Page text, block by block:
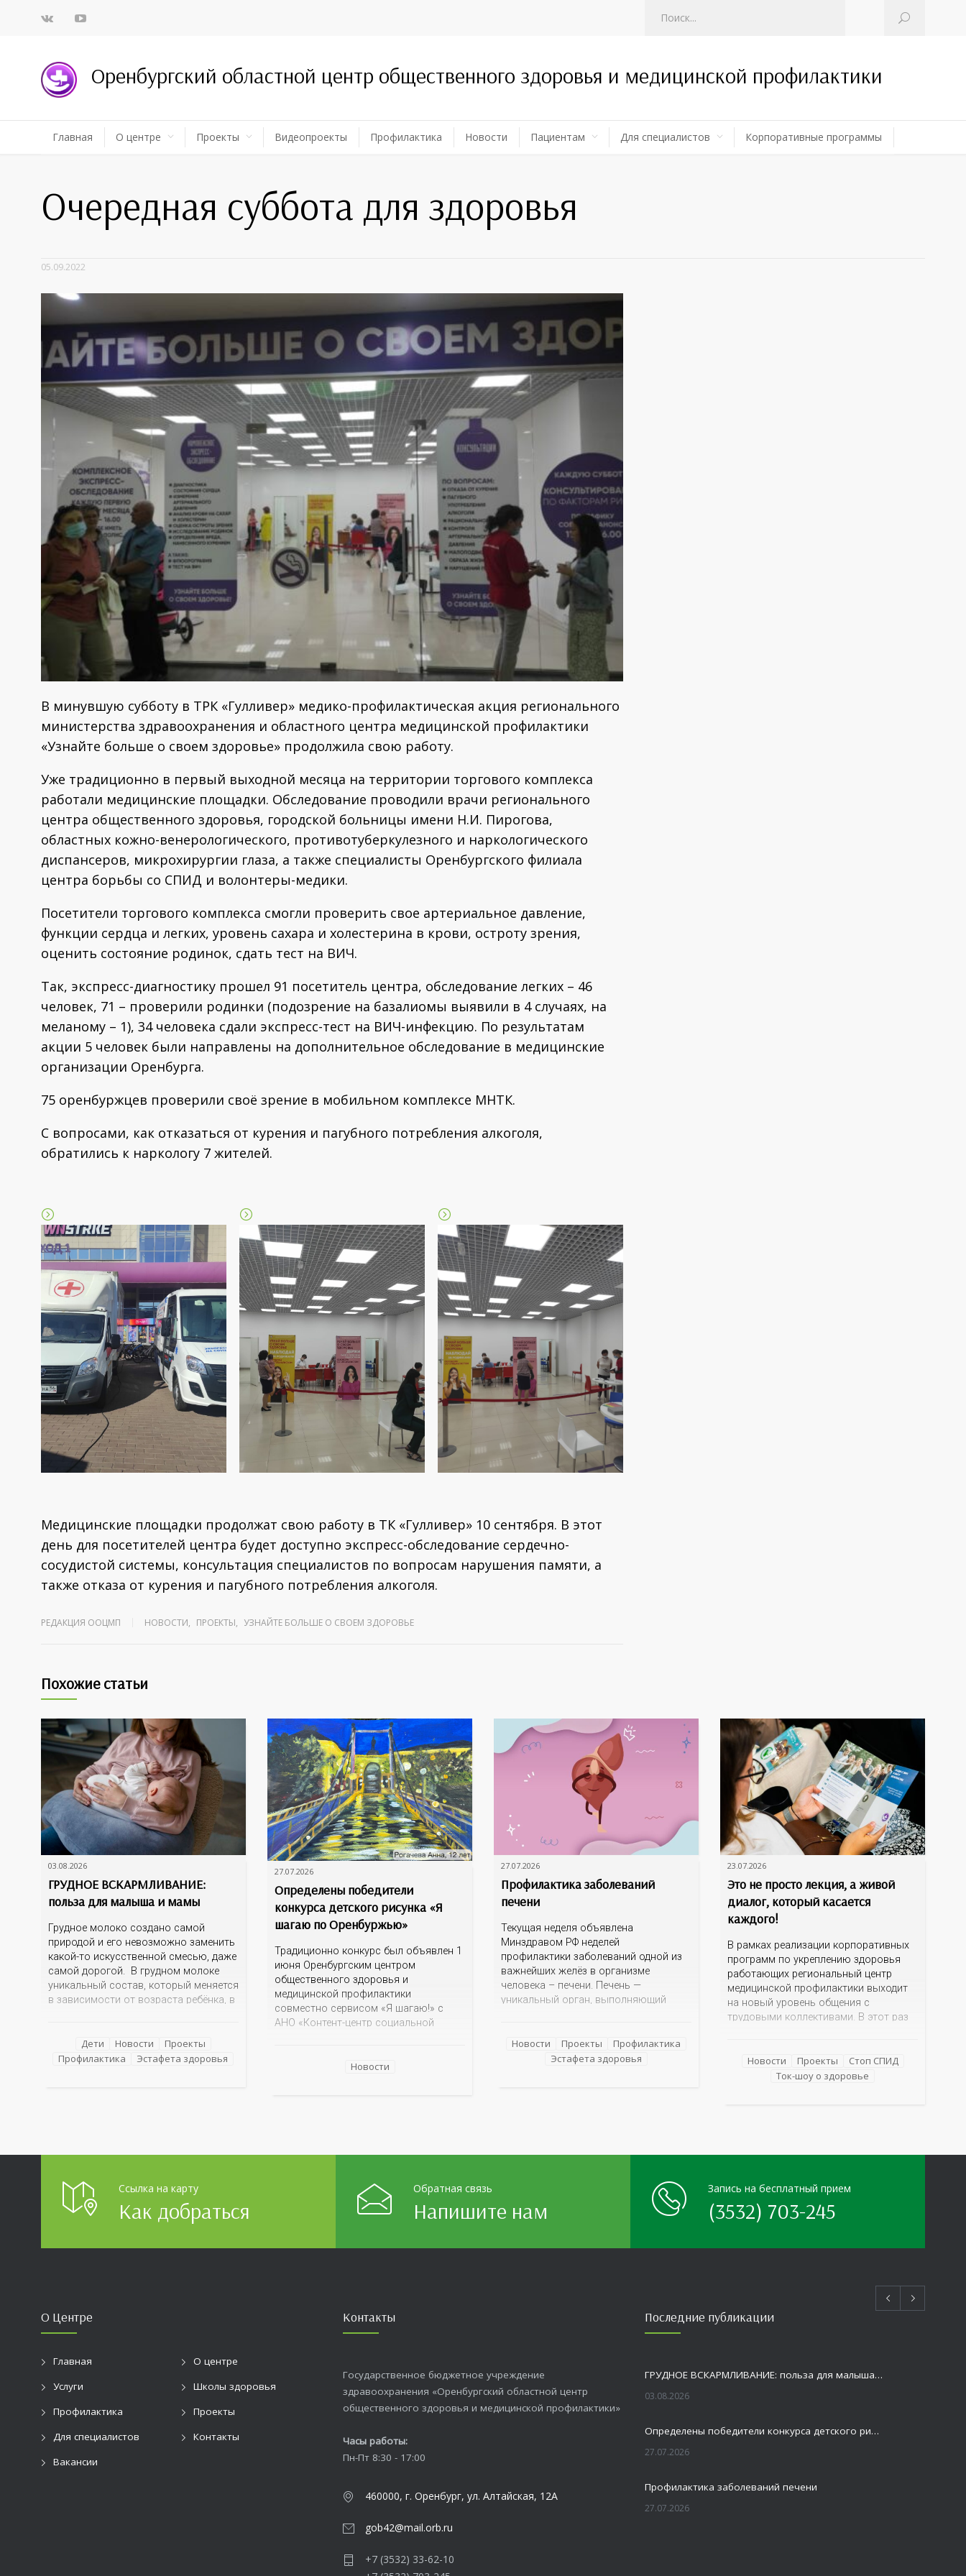
Оренбургский областной центр общественного здоровья и медицинской профилактики
Главная О центре Проекты Видеопроекты Профилактика Новости Пациентам Для специалистов Корпоративные программы
Очередная суббота для здоровья
05.09.2022
В минувшую субботу в ТРК «Гулливер» медико-профилактическая акция регионального
министерства здравоохранения и областного центра медицинской профилактики
«Узнайте больше о своем здоровье» продолжила свою работу.
Уже традиционно в первый выходной месяца на территории торгового комплекса
работали медицинские площадки. Обследование проводили врачи регионального
центра общественного здоровья, городской больницы имени Н.И. Пирогова,
областных кожно-венерологического, противотуберкулезного и наркологического
диспансеров, микрохирургии глаза, а также специалисты Оренбургского филиала
центра борьбы со СПИД и волонтеры-медики.
Посетители торгового комплекса смогли проверить свое артериальное давление,
функции сердца и легких, уровень сахара и холестерина в крови, остроту зрения,
оценить состояние родинок, сдать тест на ВИЧ.
Так, экспресс-диагностику прошел 91 посетитель центра, обследование легких – 46
человек, 71 – проверили родинки (подозрение на базалиомы выявили в 4 случаях, на
меланому – 1), 34 человека сдали экспресс-тест на ВИЧ-инфекцию. По результатам
акции 5 человек были направлены на дополнительное обследование в медицинские
организации Оренбурга.
75 оренбуржцев проверили своё зрение в мобильном комплексе МНТК.
С вопросами, как отказаться от курения и пагубного потребления алкоголя,
обратились к наркологу 7 жителей.
Медицинские площадки продолжат свою работу в ТК «Гулливер» 10 сентября. В этот
день для посетителей центра будет доступно экспресс-обследование сердечно-
сосудистой системы, консультация специалистов по вопросам нарушения памяти, а
также отказа от курения и пагубного потребления алкоголя.
РЕДАКЦИЯ ООЦМП НОВОСТИ, ПРОЕКТЫ, УЗНАЙТЕ БОЛЬШЕ О СВОЕМ ЗДОРОВЬЕ
Похожие статьи
03.08.2026
ГРУДНОЕ ВСКАРМЛИВАНИЕ:
польза для малыша и мамы
Грудное молоко создано самой
природой и его невозможно заменить
какой-то искусственной смесью, даже
самой дорогой. В грудном молоке
уникальный состав, который меняется
в зависимости от возраста ребёнка, в
как малыш подрастает – меняется
состав белков, жиров, углеводов,
Дети Новости
Проекты
Профилактика
Эстафета здоровья
27.07.2026
Определены победители
конкурса детского рисунка «Я
шагаю по Оренбуржью»
Традиционно конкурс был объявлен 1
июня Оренбургским центром
общественного здоровья и
медицинской профилактики
совместно сервисом «Я шагаю!» с
АНО «Контент-центр социальной
Оренбуржье: любимые улицы,
разных уголков Оренбуржья. С
Новости
27.07.2026
Профилактика заболеваний
печени
Текущая неделя объявлена
Минздравом РФ неделей
профилактики заболеваний одной из
важнейших желёз в организме
человека – печени. Печень —
уникальный орган, выполняющий
а также регуляцию обмена веществ.
Однако ее заболевания, такие как
Новости Проекты
Профилактика
Эстафета здоровья
23.07.2026
Это не просто лекция, а живой
диалог, который касается
каждого!
В рамках реализации корпоративных
программ по укреплению здоровья
работающих региональный центр
медицинской профилактики выходит
на новый уровень общения с
трудовыми коллективами. В этот раз
для сотрудников более 10 ведущих
предприятий и организаций области
Новости Проекты
Стоп СПИД
Ток-шоу о здоровье
Ссылка на карту
Как добраться
Обратная связь
Напишите нам
Запись на бесплатный прием
(3532) 703-245
О Центре
Главная
О центре
Услуги
Школы здоровья
Профилактика
Проекты
Для специалистов
Контакты
Вакансии
Контакты
Государственное бюджетное учреждение
здравоохранения «Оренбургский областной центр
общественного здоровья и медицинской профилактики»
Часы работы:
Пн-Пт 8:30 - 17:00
460000, г. Оренбург, ул. Алтайская, 12А
gob42@mail.orb.ru
+7 (3532) 33-62-10
Последние публикации
ГРУДНОЕ ВСКАРМЛИВАНИЕ: польза для малыша и мамы
03.08.2026
Определены победители конкурса детского рисунка «Я шагаю по Оренбуржью»
27.07.2026
Профилактика заболеваний печени
27.07.2026